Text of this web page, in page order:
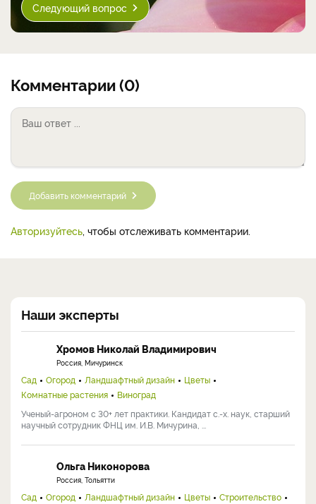
Следующий вопрос
Комментарии (0)
Добавить комментарий
Авторизуйтесь, чтобы отслеживать комментарии.
Наши эксперты
Хромов Николай Владимирович
Россия, Мичуринск
Сад Огород Ландшафтный дизайн
Цветы
Комнатные растения
Виноград
Ученый-агроном с 30+ лет практики. Кандидат с.-х. наук, старший
научный сотрудник ФНЦ им. И.В. Мичурина, ...
Ольга Никонорова
Россия, Тольятти
Сад Огород Ландшафтный дизайн Цветы
Строительство